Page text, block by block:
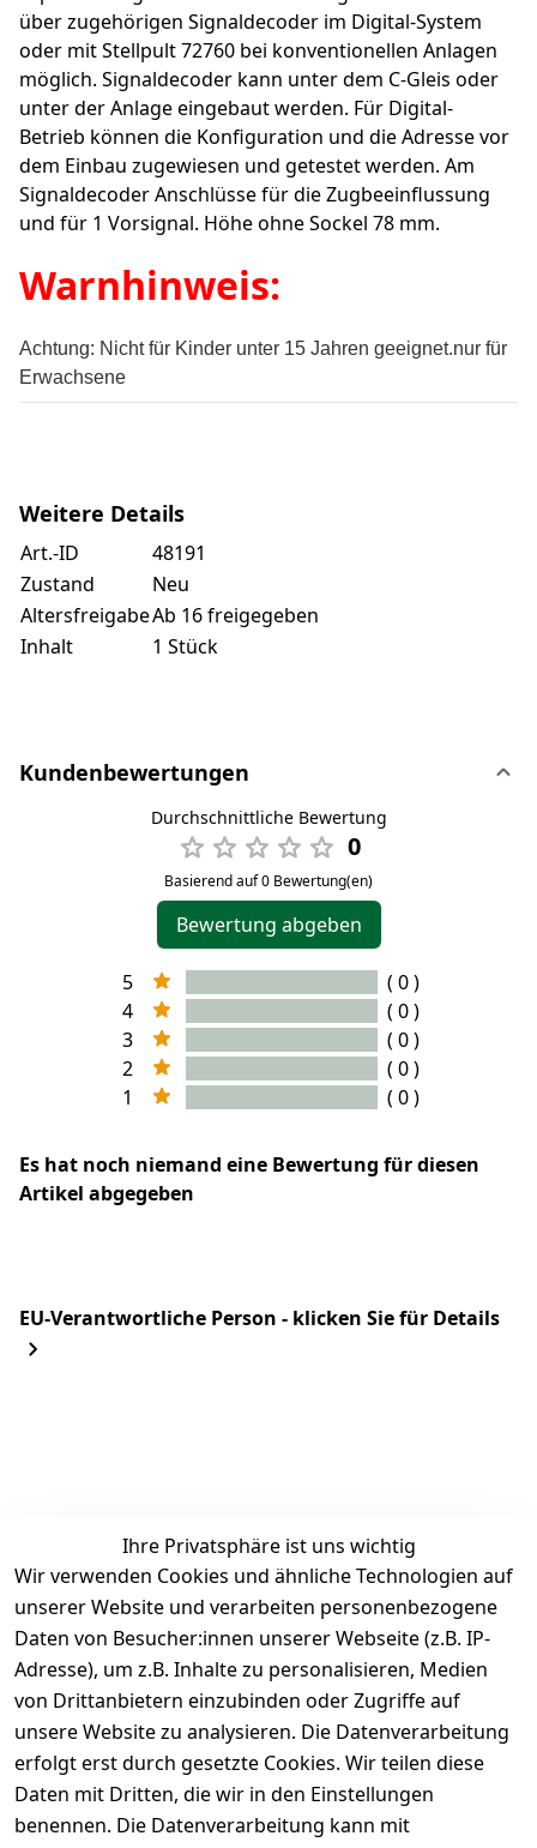
über zugehörigen Signaldecoder im Digital-System
oder mit Stellpult 72760 bei konventionellen Anlagen
möglich. Signaldecoder kann unter dem C-Gleis oder
unter der Anlage eingebaut werden. Für Digital-
Betrieb können die Konfiguration und die Adresse vor
dem Einbau zugewiesen und getestet werden. Am
Signaldecoder Anschlüsse für die Zugbeeinflussung
und für 1 Vorsignal. Höhe ohne Sockel 78 mm.
Warnhinweis:
Achtung: Nicht für Kinder unter 15 Jahren geeignet.nur für
Erwachsene
Weitere Details
Art.-ID
48191
Zustand
Neu
AltersfreigabeAb 16 freigegeben
Inhalt
1 Stück
Kundenbewertungen
Durchschnittliche Bewertung
0
Basierend auf 0 Bewertung(en)
Bewertung abgeben
5
( 0 )
4
( 0 )
3
( 0 )
2
( 0 )
1
( 0 )
Es hat noch niemand eine Bewertung für diesen
Artikel abgegeben
EU-Verantwortliche Person - klicken Sie für Details
Ihre Privatsphäre ist uns wichtig
Wir verwenden Cookies und ähnliche Technologien auf
unserer Website und verarbeiten personenbezogene
Daten von Besucher:innen unserer Webseite (z.B. IP-
Adresse), um z.B. Inhalte zu personalisieren, Medien
von Drittanbietern einzubinden oder Zugriffe auf
unsere Website zu analysieren. Die Datenverarbeitung
erfolgt erst durch gesetzte Cookies. Wir teilen diese
Daten mit Dritten, die wir in den Einstellungen
benennen. Die Datenverarbeitung kann mit
Rechtliches
AGB
Impressum
rklärung
Widerrufsrec
Kontakt
Kontakt
Registrieren
Einkaufen
Zahlungs
arten
Versandk
osten
Batteriee
ntsorgun
g
Wir
versenden
mit
DHL
Zahlen Sie
bequem per
Vorkasse
Barzahlu